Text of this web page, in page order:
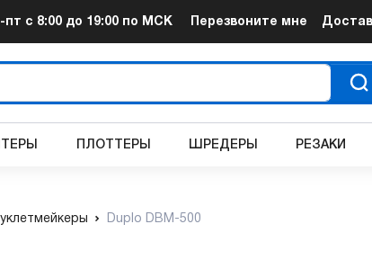
пт с 8:00 до 19:00 по МСК Перезвоните мне
ПЛОТТЕРЫ ШРЕДЕРЫ РЕЗАКИ
Duplo DBM-500